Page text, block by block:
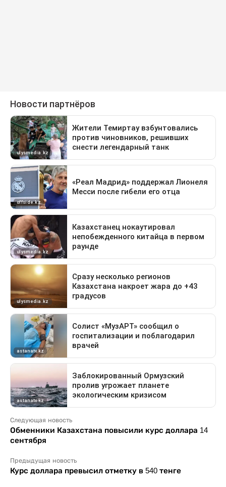
Следующая новость
Обменники Казахстана повысили курс доллара 14
сентября
Предыдущая новость
Курс доллара превысил отметку в 540 тенге